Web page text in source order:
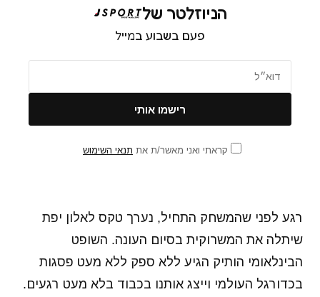
הניוזלטר של
פעם בשבוע במייל
קראתי ואני מאשר/ת את תנאי השימוש
רגע לפני שהמשחק התחיל, נערך טקס לאלון יפת
שיתלה את המשרוקית בסיום העונה. השופט
הבינלאומי הותיק הגיע ללא ספק ללא מעט פסגות
בכדורגל העולמי וייצג אותנו בכבוד בלא מעט רגעים.